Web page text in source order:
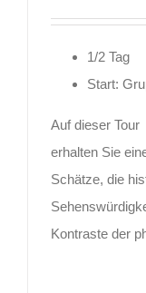
1/2 Tag
Start:
Auf dieser Tour
erhalten Sie
Schätze, die
Kontraste der